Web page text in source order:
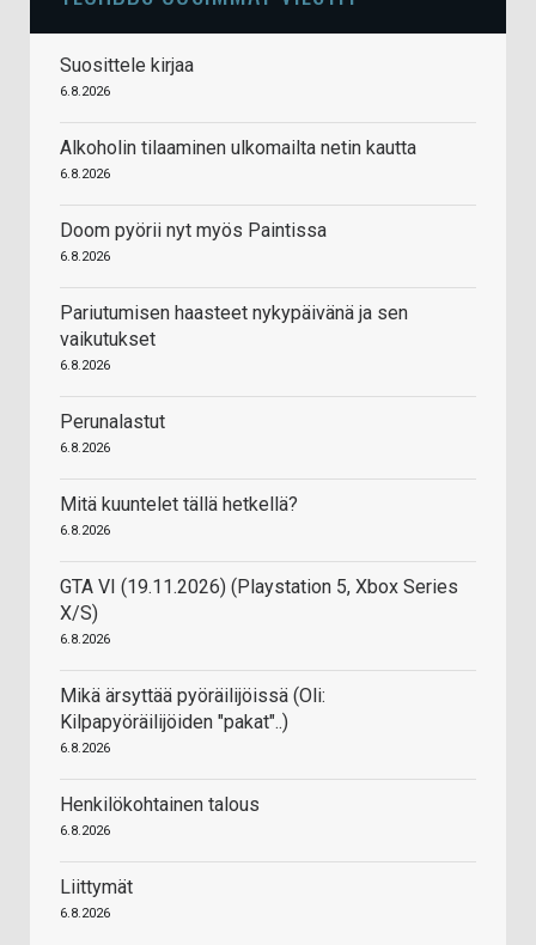
Suosittele kirjaa
6.8.2026
Alkoholin tilaaminen ulkomailta netin kautta
6.8.2026
Doom pyörii nyt myös Paintissa
6.8.2026
Pariutumisen haasteet nykypäivänä ja sen
vaikutukset
6.8.2026
Perunalastut
6.8.2026
Mitä kuuntelet tällä hetkellä?
6.8.2026
GTA VI (19.11.2026) (Playstation 5, Xbox Series
X/S)
6.8.2026
Mikä ärsyttää pyöräilijöissä (Oli:
Kilpapyöräilijöiden "pakat"..)
6.8.2026
Henkilökohtainen talous
6.8.2026
Liittymät
6.8.2026